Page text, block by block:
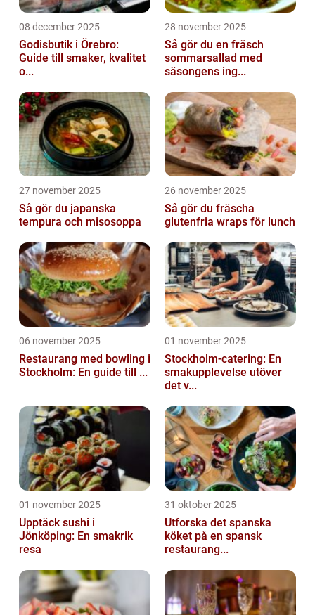
08 december 2025
Godisbutik i Örebro:
Guide till smaker, kvalitet
o...
28 november 2025
Så gör du en fräsch
sommarsallad med
säsongens ing...
27 november 2025
Så gör du japanska
tempura och misosoppa
26 november 2025
Så gör du fräscha
glutenfria wraps för lunch
06 november 2025
Restaurang med bowling i
Stockholm: En guide till ...
01 november 2025
Stockholm-catering: En
smakupplevelse utöver
det v...
01 november 2025
Upptäck sushi i
Jönköping: En smakrik
resa
31 oktober 2025
Utforska det spanska
köket på en spansk
restaurang...